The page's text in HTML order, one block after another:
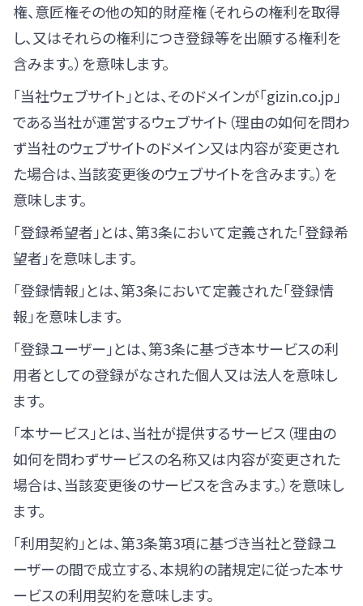
権、意匠権その他の知的財産権（それらの権利を取得
し、又はそれらの権利につき登録等を出願する権利を
含みます。）を意味します。
「当社ウェブサイト」とは、そのドメインが「gizin.co.jp」
である当社が運営するウェブサイト（理由の如何を問わ
ず当社のウェブサイトのドメイン又は内容が変更され
た場合は、当該変更後のウェブサイトを含みます。）を
意味します。
「登録希望者」とは、第3条において定義された「登録希
望者」を意味します。
「登録情報」とは、第3条において定義された「登録情
報」を意味します。
「登録ユーザー」とは、第3条に基づき本サービスの利
用者としての登録がなされた個人又は法人を意味し
ます。
「本サービス」とは、当社が提供するサービス（理由の
如何を問わずサービスの名称又は内容が変更された
場合は、当該変更後のサービスを含みます。）を意味し
ます。
「利用契約」とは、第3条第3項に基づき当社と登録ユ
ーザーの間で成立する、本規約の諸規定に従った本サ
ービスの利用契約を意味します。